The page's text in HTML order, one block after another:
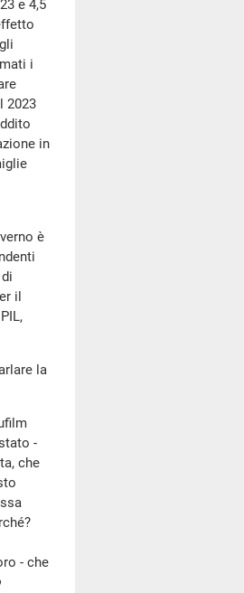
e 4,5
i
2023
in
è
il
la
-
che
- che